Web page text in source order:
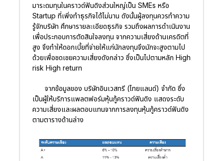
มาระดมทุนในคราวด์ฟันดิงส่วนใหญ่เป็น SMEs หรือ
Startup ที่เพิ่งทำธุรกิจได้ไม่นาน ดังนั้นผู้ลงทุนควรทำความ
รู้จักบริษัท ศึกษารายละเอียดธุรกิจ รวมถึงผลการดำเนินงาน
เพื่อประกอบการตัดสินใจลงทุน จากความเสี่ยงด้านเครดิตที่
สูง จึงทำให้ดอกเบี้ยที่จ่ายให้แก่นักลงทุนจึงมักจะสูงตามไป
ด้วยเพื่อชดเชยความเสี่ยงดังกล่าว ซึ่งเป็นไปตามหลัก High
risk High return
จากข้อมูลของ บริษัทอินเวสทรี (ไทยแลนด์) จำกัด ซึ่ง
เป็นผู้ให้บริการแพลตฟอร์มหุ้นกู้คราวด์ฟันดิง แสดงระดับ
ความเสี่ยงและผลตอบแทนจากการลงทุนหุ้นกู้คราวด์ฟันดิง
ตามตารางด้านล่าง